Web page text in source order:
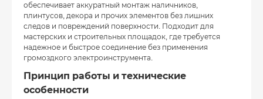
обеспечивает аккуратный монтаж наличников,
плинтусов, декора и прочих элементов без лишних
следов и повреждений поверхности. Подходит для
мастерских и строительных площадок, где требуется
надежное и быстрое соединение без применения
громоздкого электроинструмента.
Принцип работы и технические
особенности